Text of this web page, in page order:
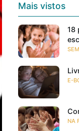
Mais vistos
18
E-
NA